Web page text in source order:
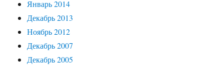
Январь 2014
Декабрь 2013
Ноябрь 2012
Декабрь 2007
Декабрь 2005